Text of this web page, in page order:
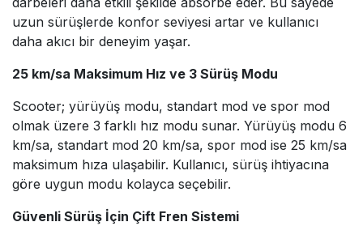
uzun sürüşlerde konfor seviyesi artar ve kullanıcı
daha akıcı bir deneyim yaşar.
25 km/sa Maksimum Hız ve 3 Sürüş Modu
Scooter; yürüyüş modu, standart mod ve spor mod
olmak üzere 3 farklı hız modu sunar. Yürüyüş modu 6
km/sa, standart mod 20 km/sa, spor mod ise 25 km/sa
maksimum hıza ulaşabilir. Kullanıcı, sürüş ihtiyacına
göre uygun modu kolayca seçebilir.
Güvenli Sürüş İçin Çift Fren Sistemi